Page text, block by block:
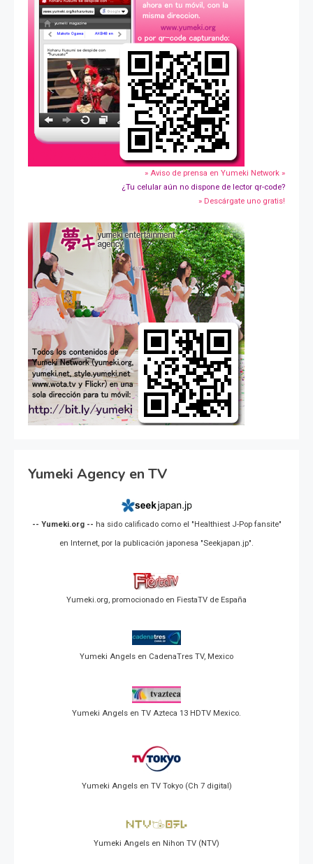
» Aviso de prensa en Yumeki Network »
¿Tu celular aún no dispone de lector qr-code?
» Descárgate uno gratis!
Yumeki Agency en TV
-- Yumeki.org -- ha sido calificado como el "Healthiest J-Pop fansite"
en Internet, por la publicación japonesa "Seekjapan.jp".
Yumeki.org, promocionado en FiestaTV de España
Yumeki Angels en CadenaTres TV, Mexico
Yumeki Angels en TV Azteca 13 HDTV Mexico.
Yumeki Angels en TV Tokyo (Ch 7 digital)
Yumeki Angels en Nihon TV (NTV)